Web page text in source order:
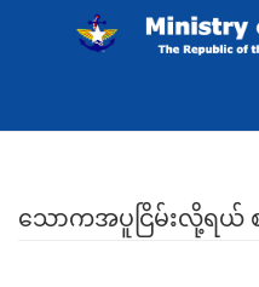
Skip to main content
သောကအပူငြိမ်းလို့ရယ်